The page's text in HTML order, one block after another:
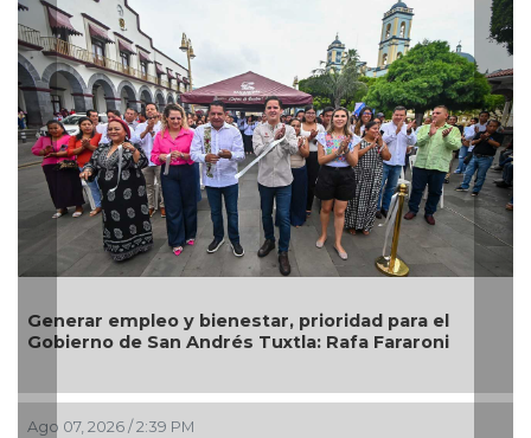
Generar empleo y bienestar, prioridad para el
Gobierno de San Andrés Tuxtla: Rafa Fararoni
Ago 07, 2026 / 2:39 PM